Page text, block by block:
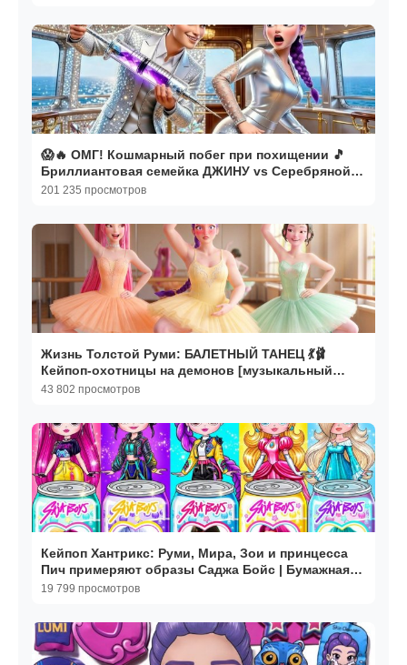
😱🔥 ОМГ! Кошмарный побег при похищении 🎵
Бриллиантовая семейка ДЖИНУ vs Серебряной
РУМИ. Мультики
201 235 просмотров
Жизнь Толстой Руми: БАЛЕТНЫЙ ТАНЕЦ 💃🩰
Кейпоп-охотницы на демонов [музыкальный
клип]. Мультики
43 802 просмотров
Кейпоп Хантрикс: Руми, Мира, Зои и принцесса
Пич примеряют образы Саджа Бойс | Бумажная
мода DIY
19 799 просмотров